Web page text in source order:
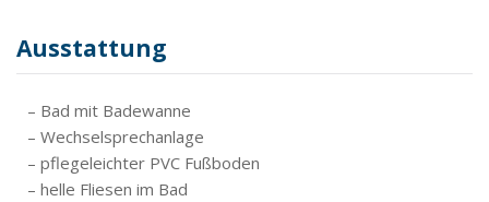
Ausstattung
– Bad mit Badewanne
– Wechselsprechanlage
– pflegeleichter PVC Fußboden
– helle Fliesen im Bad